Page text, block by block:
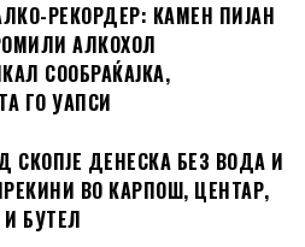
РЕКОРДЕР: КАМЕН ПИЈАН
АЛКОХОЛ
СООБРАЌАЈКА,
ГО УАПСИ
СКОПЈЕ ДЕНЕСКА БЕЗ ВОДА И
ВО КАРПОШ, ЦЕНТАР,
БУТЕЛ